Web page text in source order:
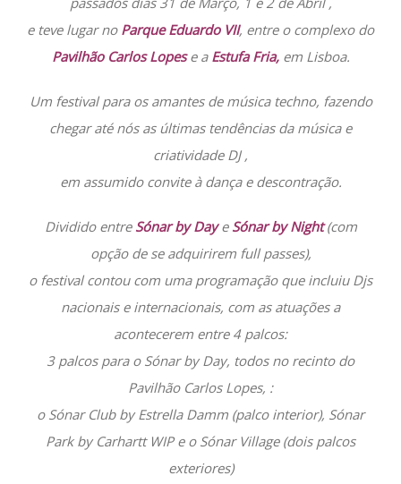
e teve lugar no Parque Eduardo VII, entre o complexo do
Pavilhão Carlos Lopese a Estufa Fria, em Lisboa.
Um festival para os amantes de música techno, fazendo
chegar até nós as últimas tendências da música e
criatividade DJ ,
em assumido convite à dança e descontração.
Dividido entre Sónar by Daye Sónar by Night(com
opção de se adquirirem full passes),
o festival contou com uma programação que incluiu Djs
nacionais e internacionais, com as atuações a
acontecerem entre 4 palcos:
3 palcos para o Sónar by Day, todos no recinto do
Pavilhão Carlos Lopes, :
o Sónar Club by Estrella Damm (palco interior), Sónar
Park by Carhartt WIP e o Sónar Village (dois palcos
exteriores)